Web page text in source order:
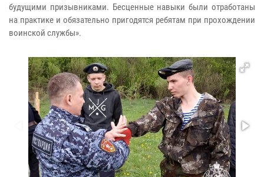
будущими призывниками. Бесценные навыки были отработаны
на практике и обязательно пригодятся ребятам при прохождении
воинской службы».